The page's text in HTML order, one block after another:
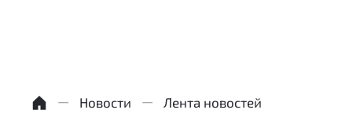
Новости Лента новостей